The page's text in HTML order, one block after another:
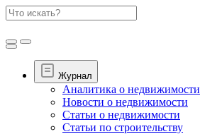
Журнал
Аналитика о недвижимости
Новости о недвижимости
Статьи о недвижимости
Статьи по строительству